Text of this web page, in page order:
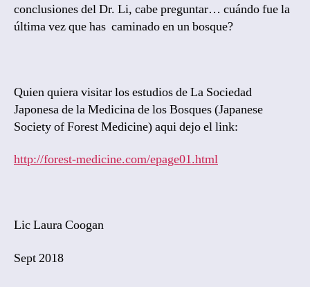
conclusiones del Dr. Li, cabe preguntar… cuándo fue la
última vez que has caminado en un bosque?
Quien quiera visitar los estudios de La Sociedad
Japonesa de la Medicina de los Bosques (Japanese
Society of Forest Medicine) aqui dejo el link:
http://forest-medicine.com/epage01.html
Lic Laura Coogan
Sept 2018